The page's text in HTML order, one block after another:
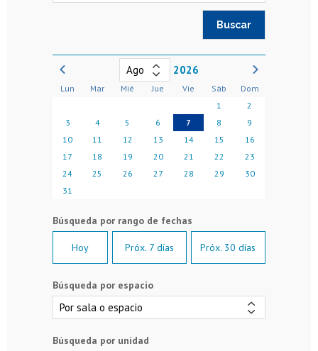
2026
Lun Mar Mié Jue Vie Sáb
Dom
1
2
3
4 5 6 7 8
9
10
11 12 13 14 15
16
17
18 19 20 21 22
23
24
25 26 27 28 29
30
31
Hoy Próx. 7 días Próx. 30 días
Búsqueda por espacio
Búsqueda por unidad